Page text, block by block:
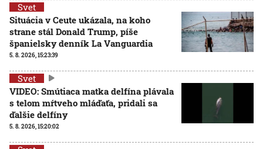
Svet
Situácia v Ceute ukázala, na koho
strane stál Donald Trump, píše
španielsky denník La Vanguardia
5. 8. 2026, 15:23:39
Svet
VIDEO: Smútiaca matka delfína plávala
s telom mŕtveho mláďaťa, pridali sa
ďalšie delfíny
5. 8. 2026, 15:20:02